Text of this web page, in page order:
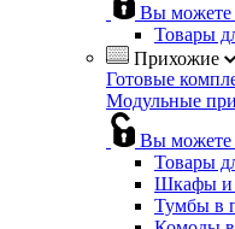
Вы можете
Товары
Прихожие
Готовые
Модульные
Вы можете
Товары
Шкафы и
Тумбы в